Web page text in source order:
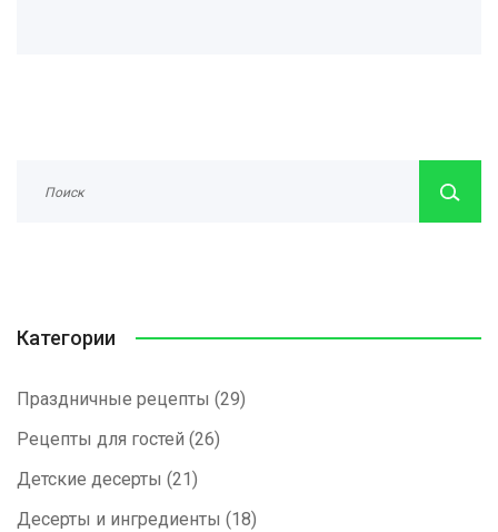
Категории
Праздничные рецепты (29)
Рецепты для гостей (26)
Детские десерты (21)
Десерты и ингредиенты (18)